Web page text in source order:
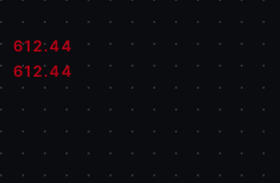
Cena:
612.44
Cena:
612.44